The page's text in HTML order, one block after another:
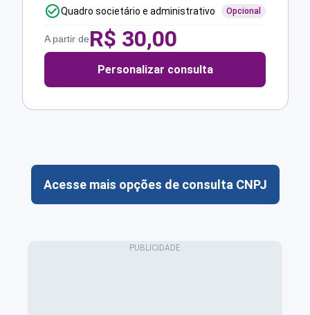
Quadro societário e administrativo Opcional
A partir deR$ 30,00
Personalizar consulta
Acesse mais opções de consulta CNPJ